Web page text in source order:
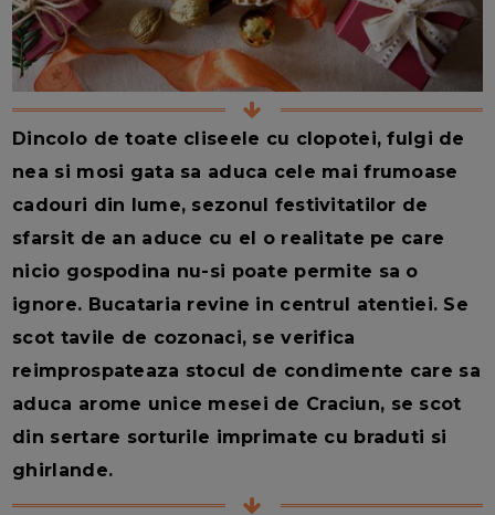
Dincolo de toate cliseele cu clopotei, fulgi de
nea si mosi gata sa aduca cele mai frumoase
cadouri din lume, sezonul festivitatilor de
sfarsit de an aduce cu el o realitate pe care
nicio gospodina nu-si poate permite sa o
ignore. Bucataria revine in centrul atentiei. Se
scot tavile de cozonaci, se verifica
reimprospateaza stocul de condimente care sa
aduca arome unice mesei de Craciun, se scot
din sertare sorturile imprimate cu braduti si
ghirlande.